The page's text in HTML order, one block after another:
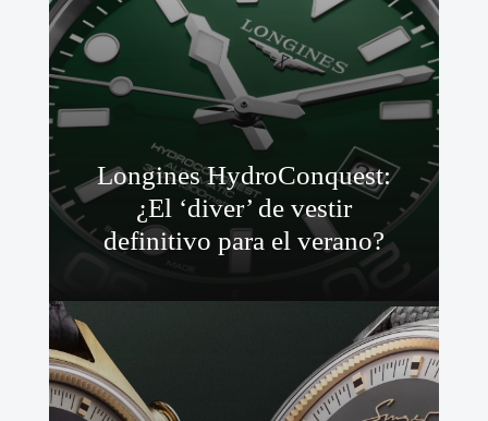
Longines HydroConquest:
¿El ‘diver’ de vestir
definitivo para el verano?